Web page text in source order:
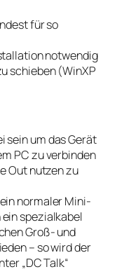
für so
notwendig
schieben (WinXP
sein um das Gerät
PC zu verbinden
Out nutzen zu
normaler Mini-
spezialkabel
Groß- und
– so wird der
„DC Talk“